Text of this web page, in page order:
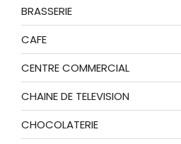
BRASSERIE
CAFE
CENTRE COMMERCIAL
CHAINE DE TELEVISION
CHOCOLATERIE